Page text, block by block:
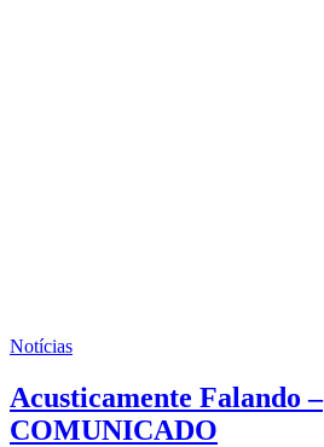
Notícias
Acusticamente Falando –
COMUNICADO